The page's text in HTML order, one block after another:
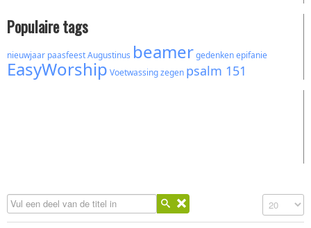
Populaire tags
nieuwjaar paasfeestAugustinus beamergedenkenepifanie
EasyWorship Voetwassingzegen psalm 151
Vul een deel van de titel in Toon #